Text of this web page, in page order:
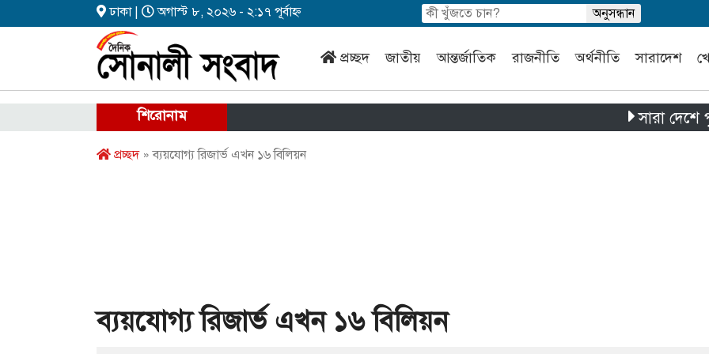
ঢাকা | অগাস্ট ৮, ২০২৬ - ২:১৭ পূর্বাহ্ন
প্রচ্ছদ জাতীয় আন্তর্জাতিক রাজনীতি অর্থনীতি সারাদেশ
শিরোনাম সারা দেশে পৃথক চার
প্রচ্ছদ» ব্যয়যোগ্য রিজার্ভ এখন ১৬ বিলিয়ন
ব্যয়যোগ্য রিজার্ভ এখন ১৬ বিলিয়ন